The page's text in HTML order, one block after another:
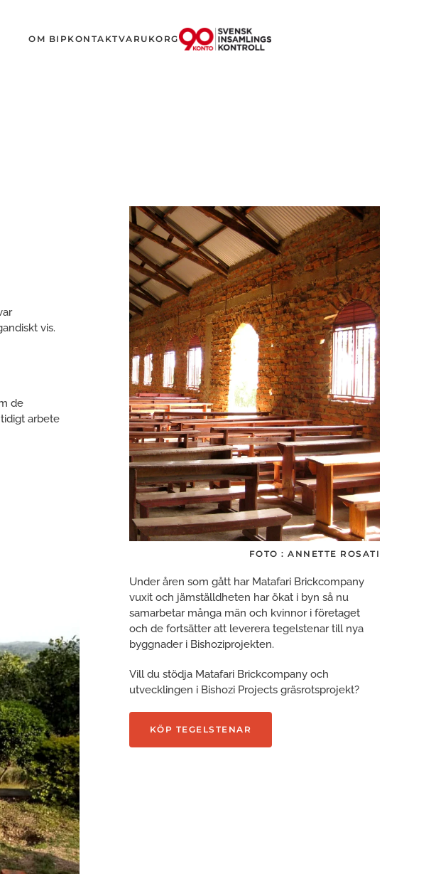
OM BIPKONTAKTVARUKORG
vis.
de
arbete
FOTO : ANNETTE ROSATI
Under åren som gått har Matafari Brickcompany
vuxit och jämställdheten har ökat i byn så nu
samarbetar många män och kvinnor i företaget
och de fortsätter att leverera tegelstenar till nya
byggnader i Bishoziprojekten.
Vill du stödja Matafari Brickcompany och
utvecklingen i Bishozi Projects gräsrotsprojekt?
KÖP TEGELSTENAR